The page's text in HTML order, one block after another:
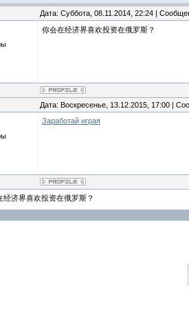
Дата: Суббота, 08.11.2014, 22:24 |
你会在经济界喜欢投资在俄罗斯？
Дата: Воскресенье, 13.12.2015, 17:00 |
Заработай играя
经济界喜欢投资在俄罗斯？